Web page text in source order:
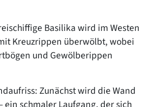
Basilika wird im Westen
Kreuzrippen überwölbt, wobei
und Gewölberippen
Zunächst wird die Wand